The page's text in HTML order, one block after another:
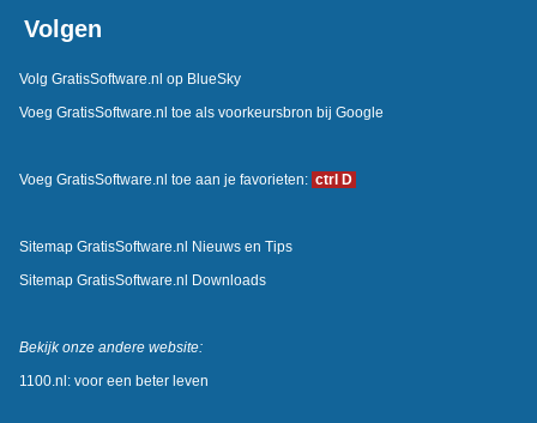
Volgen
Volg GratisSoftware.nl op BlueSky
Voeg GratisSoftware.nl toe als voorkeursbron bij Google
Voeg GratisSoftware.nl toe aan je favorieten: ctrl D
Sitemap GratisSoftware.nl Nieuws en Tips
Sitemap GratisSoftware.nl Downloads
Bekijk onze andere website:
1100.nl: voor een beter leven